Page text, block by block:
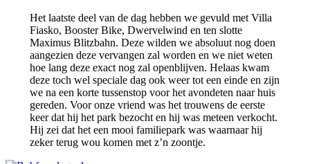
Het laatste deel van de dag hebben we gevuld met Villa
Fiasko, Booster Bike, Dwervelwind en ten slotte
Maximus Blitzbahn. Deze wilden we absoluut nog doen
aangezien deze vervangen zal worden en we niet weten
hoe lang deze exact nog zal openblijven. Helaas kwam
deze toch wel speciale dag ook weer tot een einde en zijn
we na een korte tussenstop voor het avondeten naar huis
gereden. Voor onze vriend was het trouwens de eerste
keer dat hij het park bezocht en hij was meteen verkocht.
Hij zei dat het een mooi familiepark was waarnaar hij
zeker terug wou komen met z’n zoontje.